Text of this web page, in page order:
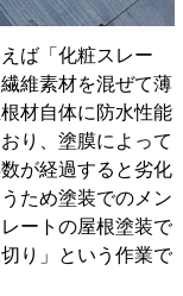
ば「化粧スレー
維素材を混ぜて薄
材自体に防水性能
り、塗膜によって
が経過すると劣化
ため塗装でのメン
ートの屋根塗装で
り」という作業で